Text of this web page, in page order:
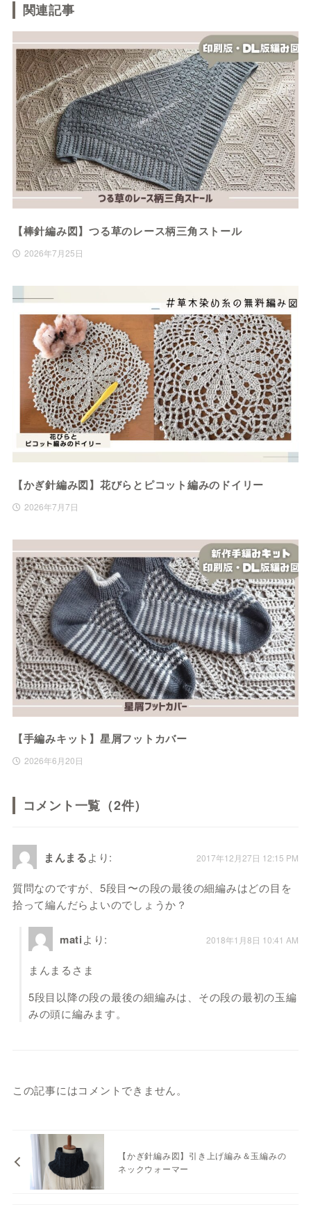
関連記事
【棒針編み図】つる草のレース柄三角ストール
2026年7月25日
【かぎ針編み図】花びらとピコット編みのドイリー
2026年7月7日
【手編みキット】星屑フットカバー
2026年6月20日
コメント一覧（2件）
まんまるより: 2017年12月27日 12:15 PM
質問なのですが、5段目〜の段の最後の細編みはどの目を
拾って編んだらよいのでしょうか？
matiより: 2018年1月8日 10:41 AM
まんまるさま
5段目以降の段の最後の細編みは、その段の最初の玉編
みの頭に編みます。
この記事にはコメントできません。
【かぎ針編み図】引き上げ編み＆玉編みの
ネックウォーマー